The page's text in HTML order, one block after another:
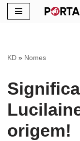
conteúdo
KD » Nomes
origem!